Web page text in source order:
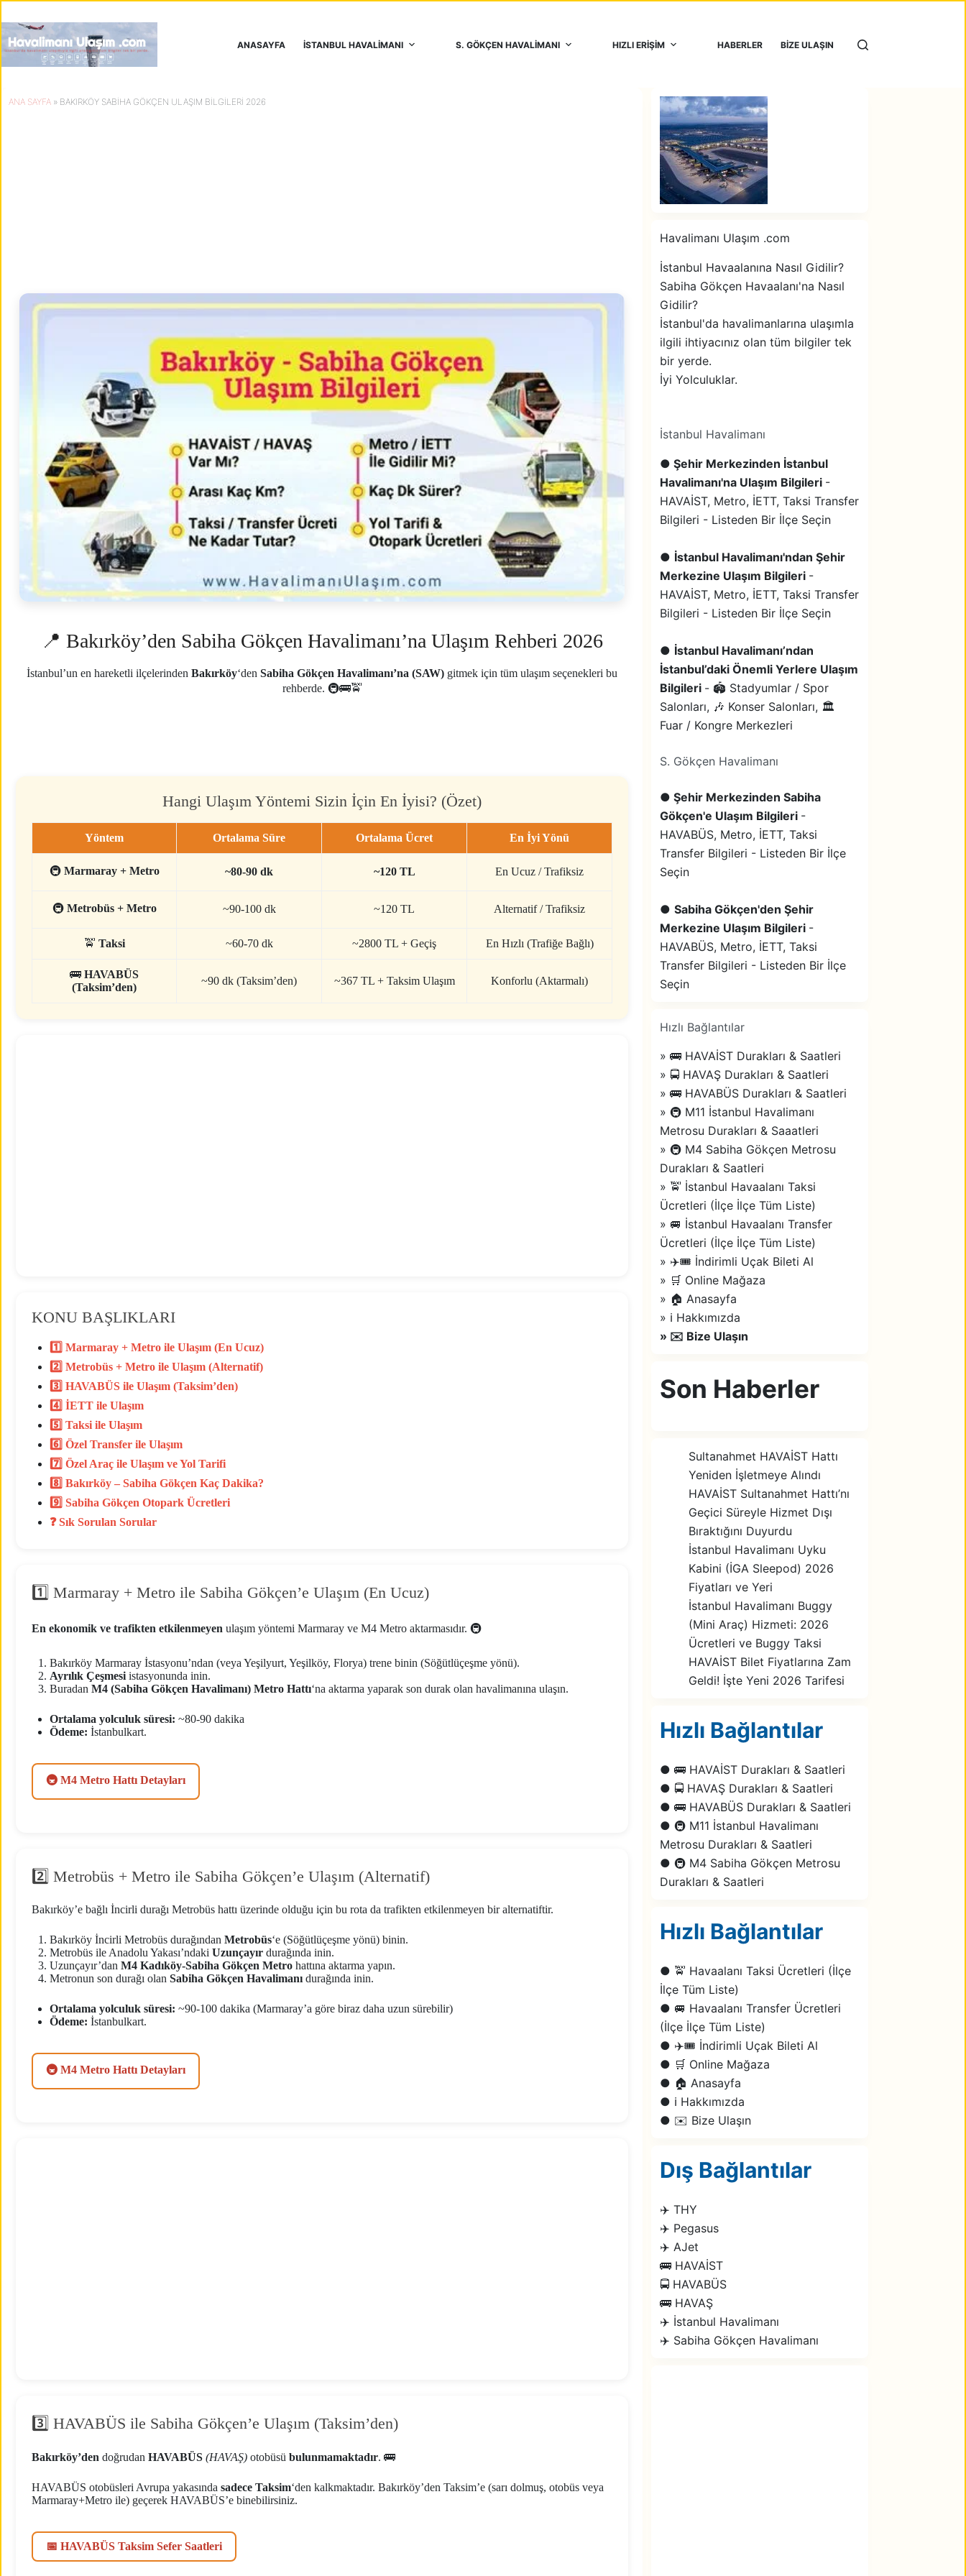
to
content
ANASAYFA İSTANBUL HAVALİMANI S. GÖKÇEN HAVALİMANI HIZLI ERİŞİM HABERLER BİZE ULAŞIN
ANA SAYFA » BAKIRKÖY SABIHA GÖKÇEN ULAŞIM BILGILERI 2026
📍 Bakırköy’den Sabiha Gökçen Havalimanı’na Ulaşım Rehberi 2026
İstanbul’un en hareketli ilçelerindenBakırköy‘denSabiha Gökçen Havalimanı’na (SAW) gitmek için tüm ulaşım seçenekleri bu
rehberde. 🚇🚌🚖
Hangi Ulaşım Yöntemi Sizin İçin En İyisi? (Özet)
Yöntem Ortalama Süre Ortalama Ücret En İyi Yönü
🚇 Marmaray + Metro ~80-90 dk ~120 TL En Ucuz / Trafiksiz
🚇 Metrobüs + Metro ~90-100 dk ~120 TL Alternatif / Trafiksiz
🚖 Taksi ~60-70 dk ~2800 TL + Geçiş En Hızlı (Trafiğe Bağlı)
🚌 HAVABÜS
(Taksim’den)
~90 dk (Taksim’den) ~367 TL + Taksim Ulaşım Konforlu (Aktarmalı)
KONU BAŞLIKLARI
1️⃣ Marmaray + Metro ile Ulaşım (En Ucuz)
2️⃣ Metrobüs + Metro ile Ulaşım (Alternatif)
3️⃣ HAVABÜS ile Ulaşım (Taksim’den)
4️⃣ İETT ile Ulaşım
5️⃣ Taksi ile Ulaşım
6️⃣ Özel Transfer ile Ulaşım
7️⃣ Özel Araç ile Ulaşım ve Yol Tarifi
8️⃣ Bakırköy – Sabiha Gökçen Kaç Dakika?
9️⃣ Sabiha Gökçen Otopark Ücretleri
❓ Sık Sorulan Sorular
1️⃣ Marmaray + Metro ile Sabiha Gökçen’e Ulaşım (En Ucuz)
En ekonomik ve trafikten etkilenmeyen ulaşım yöntemi Marmaray ve M4 Metro aktarmasıdır. 🚇
Bakırköy Marmaray İstasyonu’ndan (veya Yeşilyurt, Yeşilköy, Florya) trene binin (Söğütlüçeşme yönü).
Ayrılık Çeşmesi istasyonunda inin.
Buradan M4 (Sabiha Gökçen Havalimanı) Metro Hattı‘na aktarma yaparak son durak olan havalimanına ulaşın.
Ortalama yolculuk süresi: ~80-90 dakika
Ödeme: İstanbulkart.
🚇 M4 Metro Hattı Detayları
2️⃣ Metrobüs + Metro ile Sabiha Gökçen’e Ulaşım (Alternatif)
Bakırköy’e bağlı İncirli durağı Metrobüs hattı üzerinde olduğu için bu rota da trafikten etkilenmeyen bir alternatiftir.
Bakırköy İncirli Metrobüs durağından Metrobüs‘e (Söğütlüçeşme yönü) binin.
Metrobüs ile Anadolu Yakası’ndaki Uzunçayır durağında inin.
Uzunçayır’dan M4 Kadıköy-Sabiha Gökçen Metro hattına aktarma yapın.
Metronun son durağı olan Sabiha Gökçen Havalimanı durağında inin.
Ortalama yolculuk süresi: ~90-100 dakika (Marmaray’a göre biraz daha uzun sürebilir)
Ödeme: İstanbulkart.
🚇 M4 Metro Hattı Detayları
3️⃣ HAVABÜS ile Sabiha Gökçen’e Ulaşım (Taksim’den)
Bakırköy’den doğrudan HAVABÜS (HAVAŞ) otobüsü bulunmamaktadır. 🚌
HAVABÜS otobüsleri Avrupa yakasında sadece Taksim‘den kalkmaktadır. Bakırköy’den Taksim’e (sarı dolmuş, otobüs veya
Marmaray+Metro ile) geçerek HAVABÜS’e binebilirsiniz.
📅 HAVABÜS Taksim Sefer Saatleri
Havalimanı Ulaşım .com
İstanbul Havaalanına Nasıl Gidilir?
Sabiha Gökçen Havaalanı'na Nasıl
Gidilir?
İstanbul'da havalimanlarına ulaşımla
ilgili ihtiyacınız olan tüm bilgiler tek
bir yerde.
İyi Yolculuklar.
İstanbul Havalimanı
● Şehir Merkezinden İstanbul
Havalimanı'na Ulaşım Bilgileri -
HAVAİST, Metro, İETT, Taksi Transfer
Bilgileri - Listeden Bir İlçe Seçin
● İstanbul Havalimanı'ndan Şehir
Merkezine Ulaşım Bilgileri -
HAVAİST, Metro, İETT, Taksi Transfer
Bilgileri - Listeden Bir İlçe Seçin
● İstanbul Havalimanı’ndan
İstanbul’daki Önemli Yerlere Ulaşım
Bilgileri - 🏟️ Stadyumlar / Spor
Salonları, 🎶 Konser Salonları, 🏛️
Fuar / Kongre Merkezleri
S. Gökçen Havalimanı
● Şehir Merkezinden Sabiha
Gökçen'e Ulaşım Bilgileri -
HAVABÜS, Metro, İETT, Taksi
Transfer Bilgileri - Listeden Bir İlçe
Seçin
●Sabiha Gökçen'den Şehir
Merkezine Ulaşım Bilgileri -
HAVABÜS, Metro, İETT, Taksi
Transfer Bilgileri - Listeden Bir İlçe
Seçin
Hızlı Bağlantılar
» 🚌 HAVAİST Durakları & Saatleri
» 🚍 HAVAŞ Durakları & Saatleri
» 🚌 HAVABÜS Durakları & Saatleri
» 🚇 M11 İstanbul Havalimanı
Metrosu Durakları & Saaatleri
» 🚇 M4 Sabiha Gökçen Metrosu
Durakları & Saatleri
» 🚖 İstanbul Havaalanı Taksi
Ücretleri (İlçe İlçe Tüm Liste)
» 🚐 İstanbul Havaalanı Transfer
Ücretleri (İlçe İlçe Tüm Liste)
» ✈️🎟️ İndirimli Uçak Bileti Al
» 🛒 Online Mağaza
» 🏠 Anasayfa
» ℹ️ Hakkımızda
» ✉️ Bize Ulaşın
Son Haberler
Sultanahmet HAVAİST Hattı
Yeniden İşletmeye Alındı
HAVAİST Sultanahmet Hattı’nı
Geçici Süreyle Hizmet Dışı
Bıraktığını Duyurdu
İstanbul Havalimanı Uyku
Kabini (İGA Sleepod) 2026
Fiyatları ve Yeri
İstanbul Havalimanı Buggy
(Mini Araç) Hizmeti: 2026
Ücretleri ve Buggy Taksi
HAVAİST Bilet Fiyatlarına Zam
Geldi! İşte Yeni 2026 Tarifesi
Hızlı Bağlantılar
● 🚌 HAVAİST Durakları & Saatleri
● 🚍 HAVAŞ Durakları & Saatleri
● 🚌 HAVABÜS Durakları & Saatleri
● 🚇 M11 İstanbul Havalimanı
Metrosu Durakları & Saatleri
● 🚇 M4 Sabiha Gökçen Metrosu
Durakları & Saatleri
Hızlı Bağlantılar
● 🚖 Havaalanı Taksi Ücretleri (İlçe
İlçe Tüm Liste)
● 🚐 Havaalanı Transfer Ücretleri
(İlçe İlçe Tüm Liste)
● ✈️🎟️ İndirimli Uçak Bileti Al
● 🛒 Online Mağaza
● 🏠 Anasayfa
● ℹ️ Hakkımızda
● ✉️ Bize Ulaşın
Dış Bağlantılar
✈️ THY
✈️ Pegasus
✈️ AJet
🚌 HAVAİST
🚍 HAVABÜS
🚌 HAVAŞ
✈️ İstanbul Havalimanı
✈️ Sabiha Gökçen Havalimanı